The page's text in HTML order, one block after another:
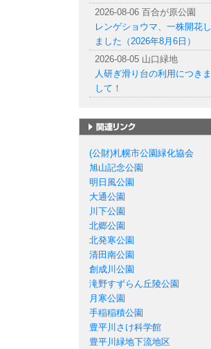
2026-08-06 百合が原公園
レンゲショウマ、一株開花し
ました（2026年8月6日）
2026-08-05 山口緑地
人研ぎ滑り台の利用につきま
して！
(公財)札幌市公園緑化協会
旭山記念公園
明日風公園
大通公園
川下公園
北郷公園
北発寒公園
清田南公園
創成川公園
滝野すずらん丘陵公園
月寒公園
手稲稲積公園
豊平川さけ科学館
豊平川緑地下流地区